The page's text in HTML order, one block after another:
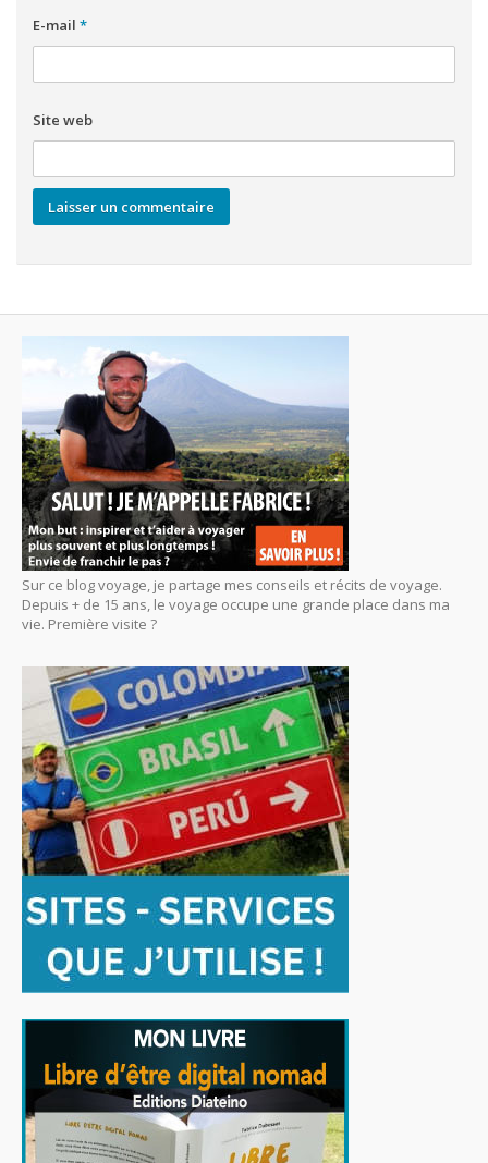
E-mail *
Site web
Sur ce blog voyage, je partage mes conseils et récits de voyage.
Depuis + de 15 ans, le voyage occupe une grande place dans ma
vie. Première visite ?